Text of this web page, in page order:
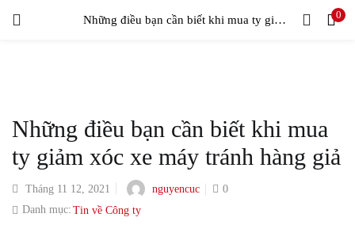
Những điều bạn cần biết khi mua ty giảm xóc xe máy tránh hàng giả 0
Những điều bạn cần biết khi mua
ty giảm xóc xe máy tránh hàng giả
Tháng 11 12, 2021 nguyencuc
0
Danh mục: Tin về Công ty
LOGIN
Remember me